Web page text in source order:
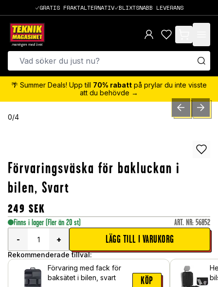
GRATIS FRAKTALTERNATIV BLIXTSNABB LEVERANS
items in cart,
🌴 Summer Deals! Upp till 70% rabatt på prylar du inte visste
att du behövde →
0/4 PREVIOUSNEXT
Förvaringsväska för bakluckan i
bilen, Svart
249 SEK
Finns i lager (Fler än 20 st) ART. NR: 56852
-
+ LÄGG TILL I VARUKORG
Rekommenderade tillval:
Förvaring med fack för
baksätet i bilen, svart
KÖP